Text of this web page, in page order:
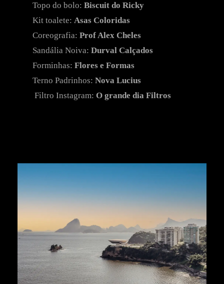
Topo do bolo:Biscuit do Ricky
Kit toalete:Asas Coloridas
Coreografia: Prof Alex Cheles
Sandália Noiva:Durval Calçados
Forminhas:Flores e Formas
Terno Padrinhos: Nova Lucius
Filtro Instagram:O grande dia Filtros